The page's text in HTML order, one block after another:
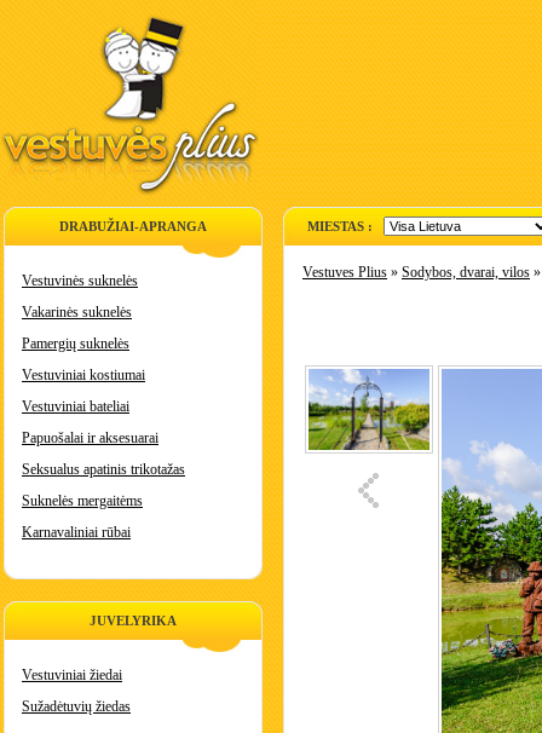
DRABUŽIAI-APRANGA
Vestuvinės suknelės
Vakarinės suknelės
Pamergių suknelės
Vestuviniai kostiumai
Vestuviniai bateliai
Papuošalai ir aksesuarai
Seksualus apatinis trikotažas
Suknelės mergaitėms
Karnavaliniai rūbai
JUVELYRIKA
Vestuviniai žiedai
Sužadėtuvių žiedas
MIESTAS :
Vestuves Plius » Sodybos, dvarai, vilos